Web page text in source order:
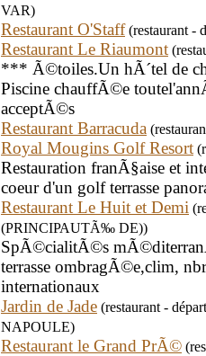
VAR)
Restaurant O'Staff(restaurant -
Restaurant Le Riaumont
*** Ã©toiles.Un hÃ´tel de
Piscine chauffÃ©e
acceptÃ©s
Restaurant Barracuda
Royal Mougins Golf Resort
Restauration franÃ§aise et
coeur d'un golf terrasse
Restaurant Le Huit et Demi
(PRINCIPAUTÃ‰ DE))
SpÃ©cialitÃ©s
terrasse ombragÃ©e,clim,
internationaux
Jardin de Jade (restaurant -
NAPOULE)
Restaurant le Grand PrÃ©